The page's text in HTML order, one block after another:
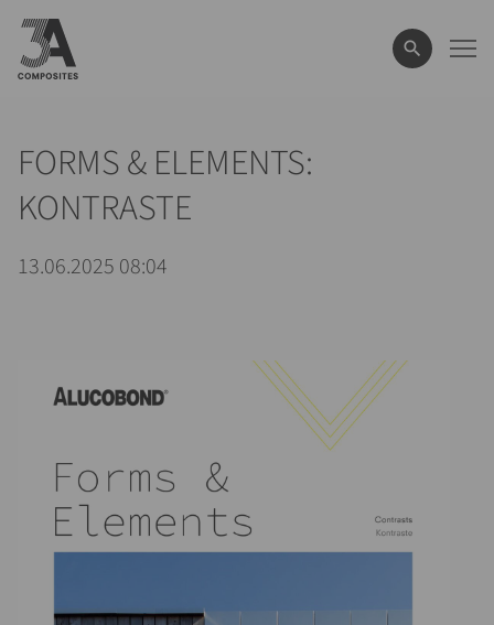
eingeben
FORMS & ELEMENTS:
KONTRASTE
13.06.2025 08:04